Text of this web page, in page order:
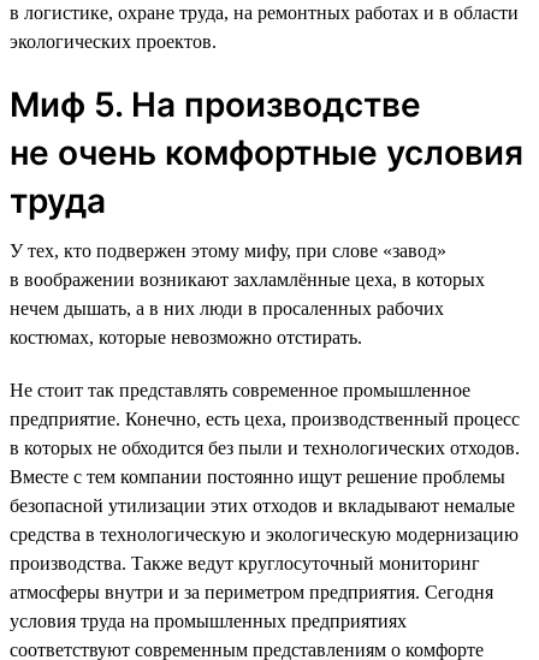
в логистике, охране труда, на ремонтных работах и в области
экологических проектов.
Миф 5. На производстве
не очень комфортные условия
труда
У тех, кто подвержен этому мифу, при слове «завод»
в воображении возникают захламлённые цеха, в которых
нечем дышать, а в них люди в просаленных рабочих
костюмах, которые невозможно отстирать.
Не стоит так представлять современное промышленное
предприятие. Конечно, есть цеха, производственный процесс
в которых не обходится без пыли и технологических отходов.
Вместе с тем компании постоянно ищут решение проблемы
безопасной утилизации этих отходов и вкладывают немалые
средства в технологическую и экологическую модернизацию
производства. Также ведут круглосуточный мониторинг
атмосферы внутри и за периметром предприятия. Сегодня
условия труда на промышленных предприятиях
соответствуют современным представлениям о комфорте